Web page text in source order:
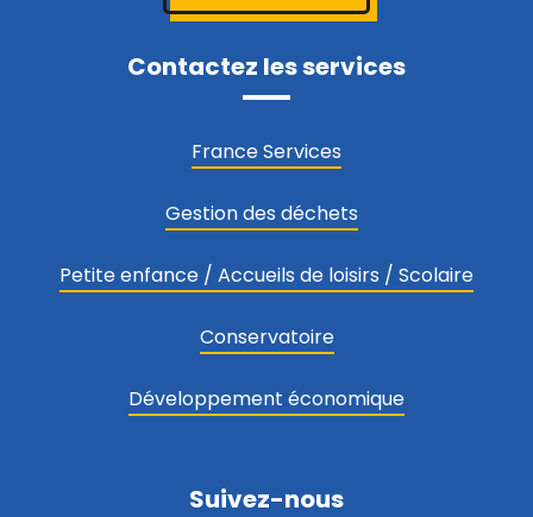
Contactez les services
France Services
Gestion des déchets
Petite enfance / Accueils de loisirs / Scolaire
Conservatoire
Développement économique
Suivez-nous